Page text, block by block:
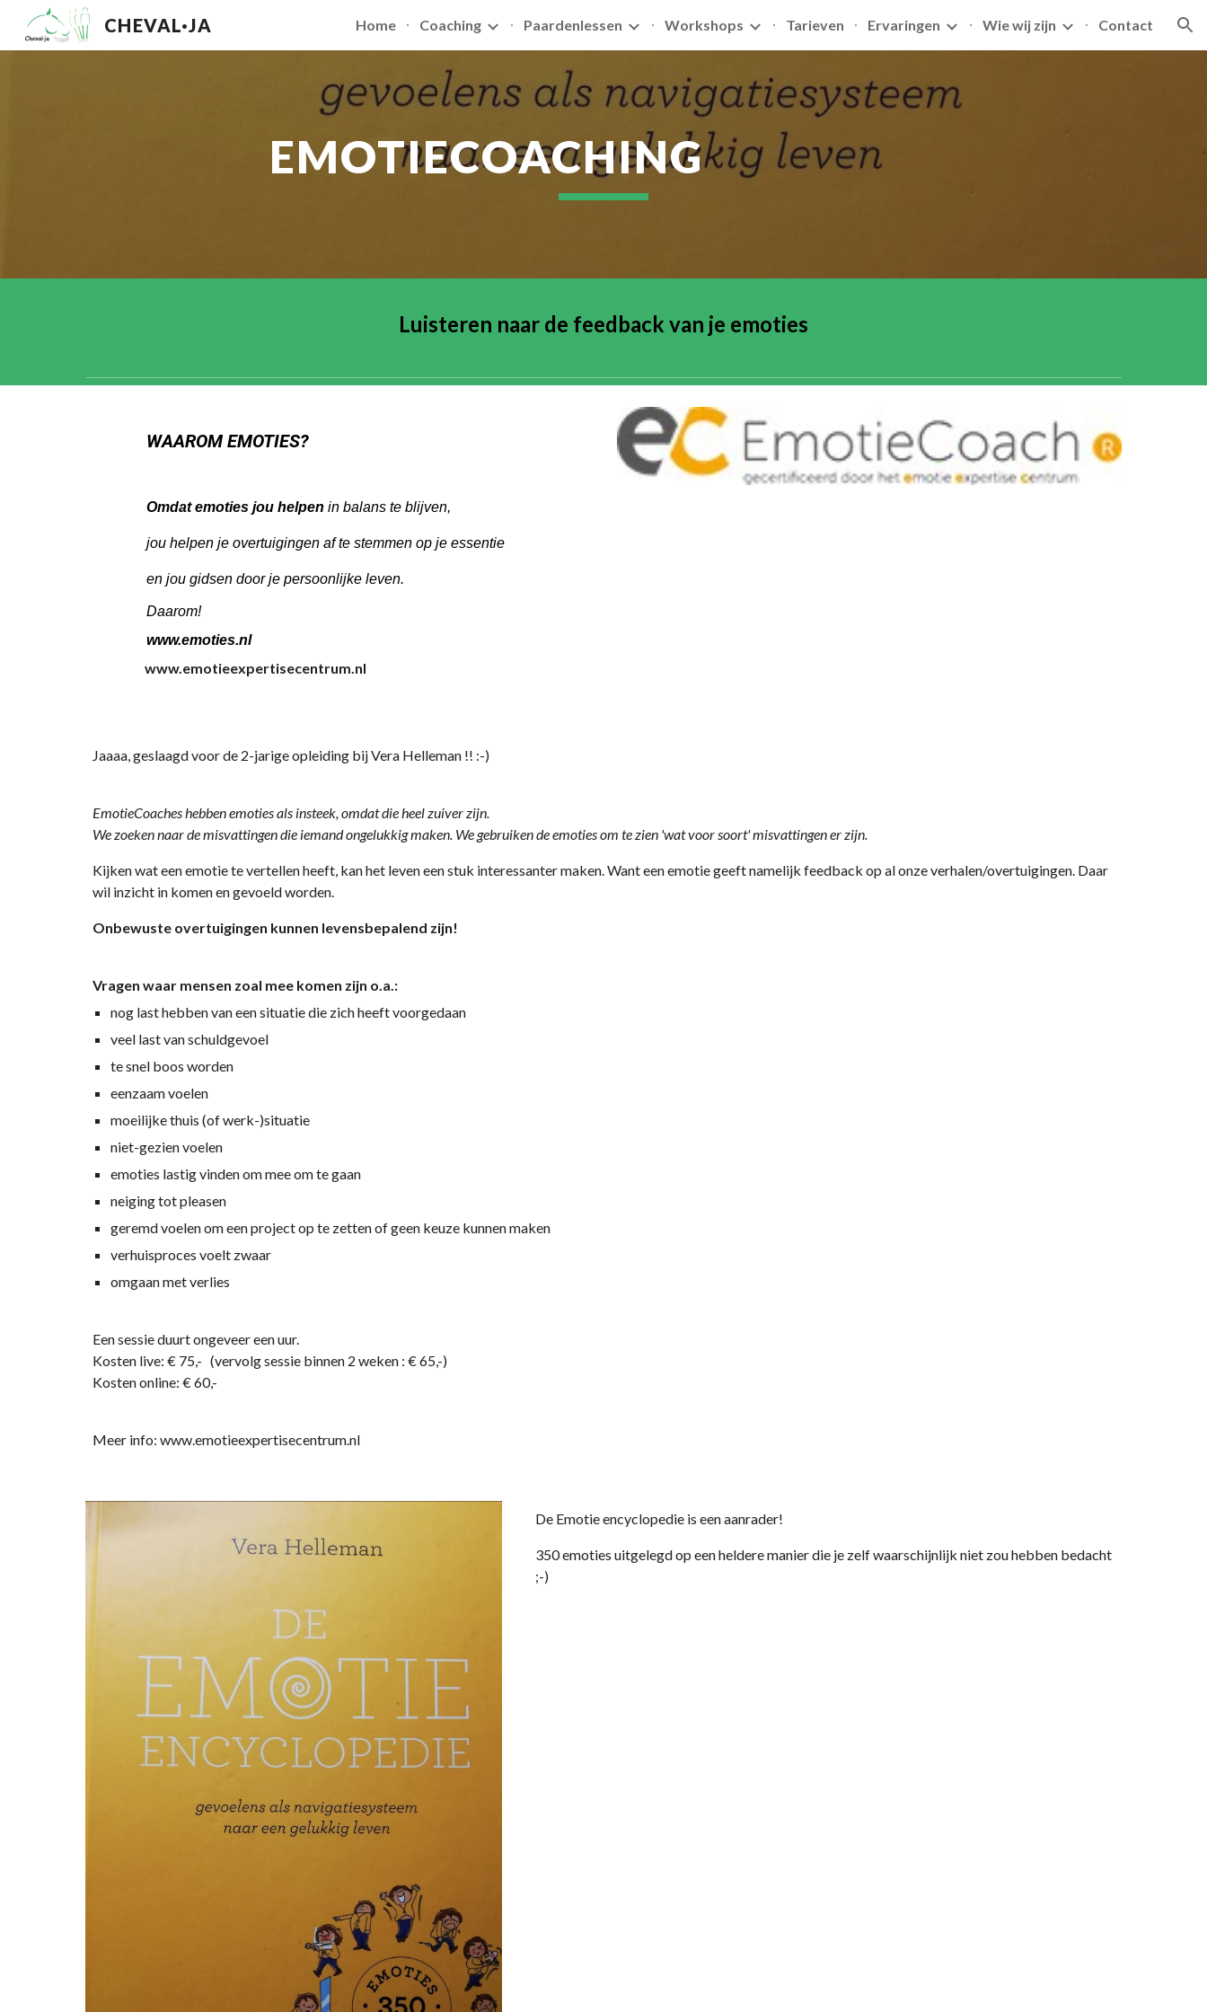
Skip to main content Skip to navigation
CHEVAL·JA Home Coaching Paardenlessen Workshops Tarieven Ervaringen Wie wij zijn Contact
EMOTIECOACHING
Luisteren naar de feedback van je emoties
WAAROM EMOTIES?
Omdat emoties jou helpen in balans te blijven,
jou helpen je overtuigingen af te stemmen op je essentie
en jou gidsen door je persoonlijke leven.
Daarom!
www.emoties.nl
www.emotieexpertisecentrum.nl
Jaaaa, geslaagd voor de 2-jarige opleiding bijVera Helleman !! :-)
EmotieCoaches hebben emoties als insteek, omdat die heel zuiver zijn.
We zoeken naar de misvattingen die iemand ongelukkig maken. We gebruiken de emoties om te zien 'wat voor soort' misvattingen er zijn.
Kijken wat een emotie te vertellen heeft, kan het leven een stuk interessanter maken. Want een emotie geeft namelijk feedback op al onze verhalen/overtuigingen. Daar
wil inzicht in komen en gevoeld worden.
Onbewuste overtuigingen kunnen levensbepalend zijn!
Vragen waar mensen zoal mee komen zijn o.a.:
nog last hebben van een situatie die zich heeft voorgedaan
veel last van schuldgevoel
te snel boos worden
eenzaam voelen
moeilijke thuis (of werk-)situatie
niet-gezien voelen
emoties lastig vinden om mee om te gaan
neiging tot pleasen
geremd voelen om een project op te zetten of geen keuze kunnen maken
verhuisproces voelt zwaar
omgaan met verlies
Een sessie duurt ongeveer een uur.
Kosten live: € 75,- (vervolg sessie binnen 2 weken : € 65,-)
Kosten online: € 60,-
Meer info: www.emotieexpertisecentrum.nl
De Emotie encyclopedie is een aanrader!
350 emoties uitgelegd op een heldere manier die je zelf waarschijnlijk niet zou hebben bedacht
;-)